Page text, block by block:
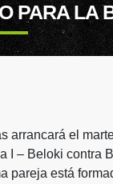
PARA LA
arrancará el
I – Beloki contra
pareja está